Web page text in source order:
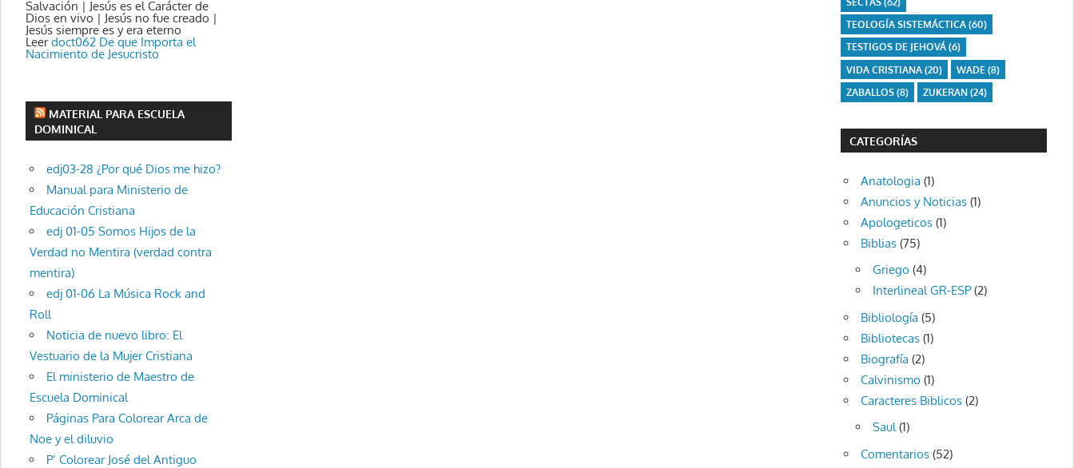
Salvación | Jesús es el Carácter de
Dios en vivo | Jesús no fue creado |
Jesús siempre es y era eterno
Leerdoct062 De que Importa el
Nacimiento de Jesucristo
MATERIAL PARA ESCUELA
DOMINICAL
edj03-28 ¿Por qué Dios me hizo?
Manual para Ministerio de
Educación Cristiana
edj 01-05 Somos Hijos de la
Verdad no Mentira (verdad contra
mentira)
edj 01-06 La Música Rock and
Roll
Noticia de nuevo libro: El
Vestuario de la Mujer Cristiana
El ministerio de Maestro de
Escuela Dominical
Páginas Para Colorear Arca de
Noe y el diluvio
P’ Colorear José del Antiguo
TEOLOGÍA SISTEMÁCTICA(60)
TESTIGOS DE JEHOVÁ(6)
VIDA CRISTIANA(20) WADE (8)
ZABALLOS(8) ZUKERAN(24)
CATEGORÍAS
Anatologia (1)
Anuncios y Noticias (1)
Apologeticos (1)
Biblias (75)
Griego (4)
Interlineal GR-ESP(2)
Bibliología (5)
Bibliotecas (1)
Biografía (2)
Calvinismo (1)
Caracteres Biblicos (2)
Saul(1)
Comentarios (52)